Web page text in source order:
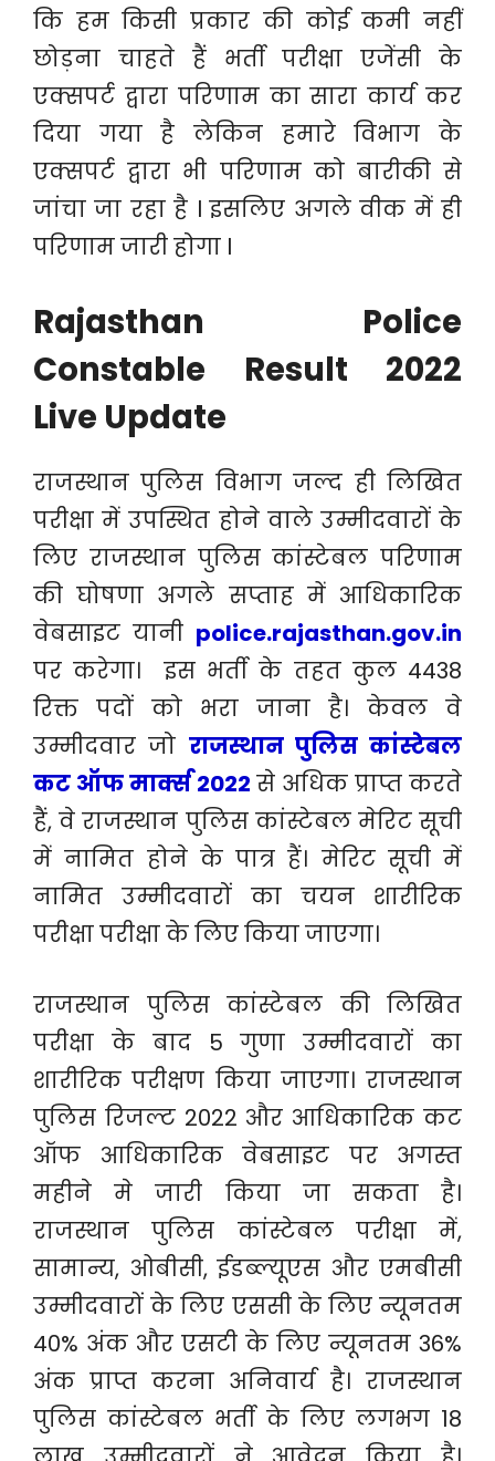
कि हम किसी प्रकार की कोई कमी नहीं
छोड़ना चाहते हैं भर्ती परीक्षा एजेंसी के
एक्सपर्ट द्वारा परिणाम का सारा कार्य कर
दिया गया है लेकिन हमारे विभाग के
एक्सपर्ट द्वारा भी परिणाम को बारीकी से
जांचा जा रहा है l इसलिए अगले वीक में ही
परिणाम जारी होगा l
Rajasthan Police
Constable Result 2022
Live Update
राजस्थान पुलिस विभाग जल्द ही लिखित
परीक्षा में उपस्थित होने वाले उम्मीदवारों के
लिए राजस्थान पुलिस कांस्टेबल परिणाम
की घोषणा अगले सप्ताह में आधिकारिक
वेबसाइट यानी police.rajasthan.gov.in
पर करेगा। इस भर्ती के तहत कुल 4438
रिक्त पदों को भरा जाना है। केवल वे
उम्मीदवार जो राजस्थान पुलिस कांस्टेबल
कट ऑफ मार्क्स 2022 से अधिक प्राप्त करते
हैं, वे राजस्थान पुलिस कांस्टेबल मेरिट सूची
में नामित होने के पात्र हैं। मेरिट सूची में
नामित उम्मीदवारों का चयन शारीरिक
परीक्षा परीक्षा के लिए किया जाएगा।
राजस्थान पुलिस कांस्टेबल की लिखित
परीक्षा के बाद 5 गुणा उम्मीदवारों का
शारीरिक परीक्षण किया जाएगा। राजस्थान
पुलिस रिजल्ट 2022 और आधिकारिक कट
ऑफ आधिकारिक वेबसाइट पर अगस्त
महीने मे जारी किया जा सकता है।
राजस्थान पुलिस कांस्टेबल परीक्षा में,
सामान्य, ओबीसी, ईडब्ल्यूएस और एमबीसी
उम्मीदवारों के लिए एससी के लिए न्यूनतम
40% अंक और एसटी के लिए न्यूनतम 36%
अंक प्राप्त करना अनिवार्य है। राजस्थान
पुलिस कांस्टेबल भर्ती के लिए लगभग 18